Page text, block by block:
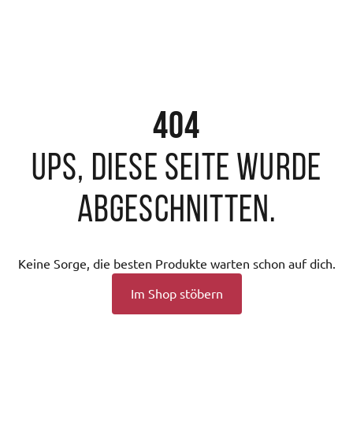
404
Ups, diese Seite wurde
abgeschnitten.
Keine Sorge, die besten Produkte warten schon auf dich.
Im Shop stöbern